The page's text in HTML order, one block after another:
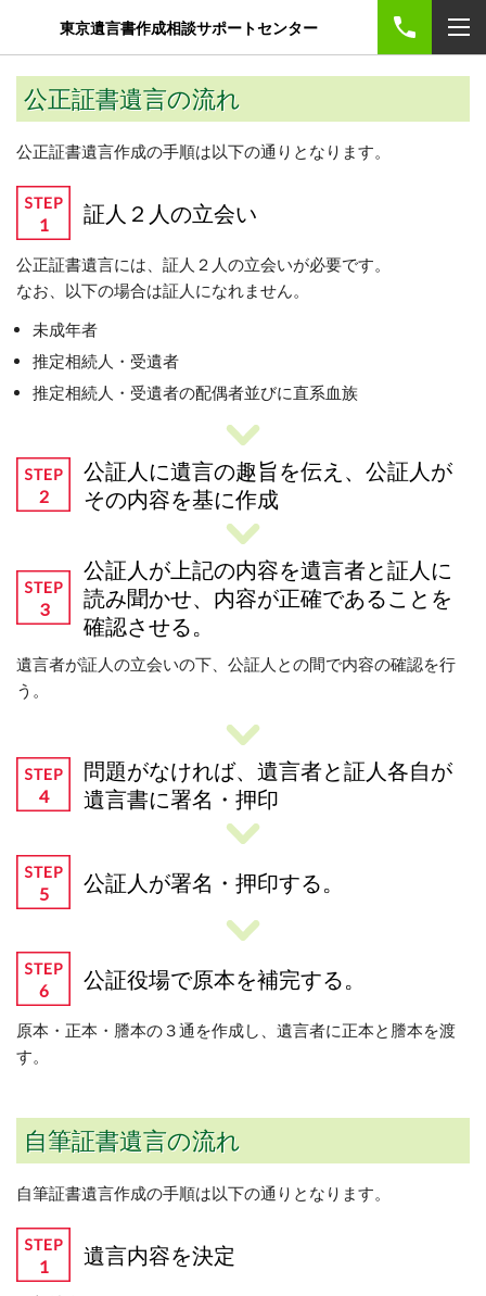
東京遺言書作成相談サポートセンター
公正証書遺言の流れ
公正証書遺言作成の手順は以下の通りとなります。
証人２人の立会い
公正証書遺言には、証人２人の立会いが必要です。
なお、以下の場合は証人になれません。
未成年者
推定相続人・受遺者
推定相続人・受遺者の配偶者並びに直系血族
公証人に遺言の趣旨を伝え、公証人が
その内容を基に作成
公証人が上記の内容を遺言者と証人に
読み聞かせ、内容が正確であることを
確認させる。
遺言者が証人の立会いの下、公証人との間で内容の確認を行
う。
問題がなければ、遺言者と証人各自が
遺言書に署名・押印
公証人が署名・押印する。
公証役場で原本を補完する。
原本・正本・謄本の３通を作成し、遺言者に正本と謄本を渡
す。
自筆証書遺言の流れ
自筆証書遺言作成の手順は以下の通りとなります。
遺言内容を決定